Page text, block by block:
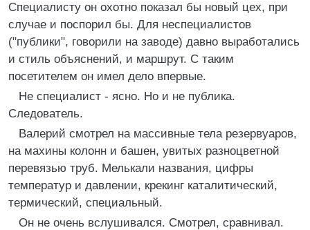
Специалисту он охотно показал бы новый цех, при
случае и поспорил бы. Для неспециалистов
("публики", говорили на заводе) давно выработались
и стиль объяснений, и маршрут. С таким
посетителем он имел дело впервые.
Не специалист - ясно. Но и не публика.
Следователь.
Валерий смотрел на массивные тела резервуаров,
на махины колонн и башен, увитых разноцветной
перевязью труб. Мелькали названия, цифры
температур и давлении, крекинг каталитический,
термический, специальный.
Он не очень вслушивался. Смотрел, сравнивал.